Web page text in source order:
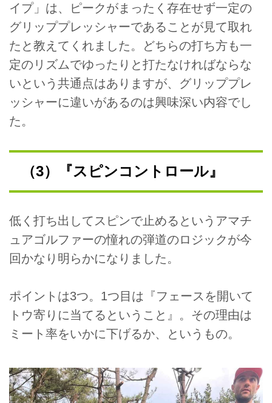
イプ」は、ピークがまったく存在せず一定の
グリッププレッシャーであることが見て取れ
たと教えてくれました。どちらの打ち方も一
定のリズムでゆったりと打たなければならな
いという共通点はありますが、グリッププレ
ッシャーに違いがあるのは興味深い内容でし
た。
（3）『スピンコントロール』
低く打ち出してスピンで止めるというアマチ
ュアゴルファーの憧れの弾道のロジックが今
回かなり明らかになりました。
ポイントは3つ。1つ目は『フェースを開いて
トウ寄りに当てるということ』。その理由は
ミート率をいかに下げるか、というもの。